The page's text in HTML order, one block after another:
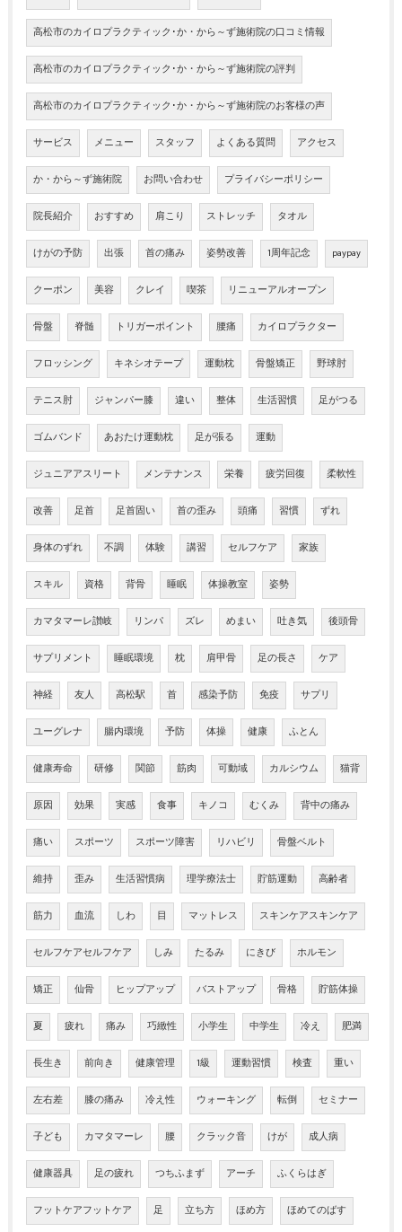
高松市のカイロプラクティック･か・から～ず施術院の口コミ情報
高松市のカイロプラクティック･か・から～ず施術院の評判
高松市のカイロプラクティック･か・から～ず施術院のお客様の声
サービス メニュー スタッフ よくある質問 アクセス
か・から～ず施術院 お問い合わせ プライバシーポリシー
院長紹介 おすすめ 肩こり ストレッチ タオル
けがの予防 出張 首の痛み 姿勢改善 1周年記念 paypay
クーポン 美容 クレイ 喫茶 リニューアルオープン
骨盤 脊髄 トリガーポイント 腰痛 カイロプラクター
フロッシング キネシオテープ 運動枕 骨盤矯正 野球肘
テニス肘 ジャンパー膝 違い 整体 生活習慣 足がつる
ゴムバンド あおたけ運動枕 足が張る 運動
ジュニアアスリート メンテナンス 栄養 疲労回復 柔軟性
改善 足首 足首固い 首の歪み 頭痛 習慣 ずれ
身体のずれ 不調 体験 講習 セルフケア 家族
スキル 資格 背骨 睡眠 体操教室 姿勢
カマタマーレ讃岐 リンパ ズレ めまい 吐き気 後頭骨
サプリメント 睡眠環境 枕 肩甲骨 足の長さ ケア
神経 友人 高松駅 首 感染予防 免疫 サプリ
ユーグレナ 腸内環境 予防 体操 健康 ふとん
健康寿命 研修 関節 筋肉 可動域 カルシウム 猫背
原因 効果 実感 食事 キノコ むくみ 背中の痛み
痛い スポーツ スポーツ障害 リハビリ 骨盤ベルト
維持 歪み 生活習慣病 理学療法士 貯筋運動 高齢者
筋力 血流 しわ 目 マットレス スキンケアスキンケア
セルフケアセルフケア しみ たるみ にきび ホルモン
矯正 仙骨 ヒップアップ バストアップ 骨格 貯筋体操
夏 疲れ 痛み 巧緻性 小学生 中学生 冷え 肥満
長生き 前向き 健康管理 1級 運動習慣 検査 重い
左右差 膝の痛み 冷え性 ウォーキング 転倒 セミナー
子ども カマタマーレ 腰 クラック音 けが 成人病
健康器具 足の疲れ つちふまず アーチ ふくらはぎ
フットケアフットケア 足 立ち方 ほめ方 ほめてのばす